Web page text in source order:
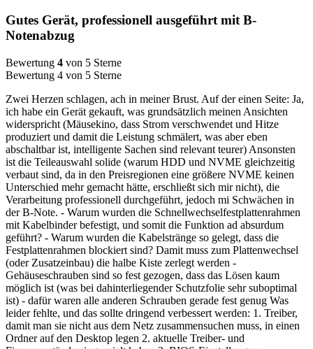
Gutes Gerät, professionell ausgeführt mit B-
Notenabzug
Bewertung 4 von 5 Sterne
Bewertung 4 von 5 Sterne
Zwei Herzen schlagen, ach in meiner Brust. Auf der einen Seite: Ja,
ich habe ein Gerät gekauft, was grundsätzlich meinen Ansichten
widerspricht (Mäusekino, dass Strom verschwendet und Hitze
produziert und damit die Leistung schmälert, was aber eben
abschaltbar ist, intelligente Sachen sind relevant teurer) Ansonsten
ist die Teileauswahl solide (warum HDD und NVME gleichzeitig
verbaut sind, da in den Preisregionen eine größere NVME keinen
Unterschied mehr gemacht hätte, erschließt sich mir nicht), die
Verarbeitung professionell durchgeführt, jedoch mi Schwächen in
der B-Note. - Warum wurden die Schnellwechselfestplattenrahmen
mit Kabelbinder befestigt, und somit die Funktion ad absurdum
geführt? - Warum wurden die Kabelstränge so gelegt, dass die
Festplattenrahmen blockiert sind? Damit muss zum Plattenwechsel
(oder Zusatzeinbau) die halbe Kiste zerlegt werden -
Gehäuseschrauben sind so fest gezogen, dass das Lösen kaum
möglich ist (was bei dahinterliegender Schutzfolie sehr suboptimal
ist) - dafür waren alle anderen Schrauben gerade fest genug Was
leider fehlte, und das sollte dringend verbessert werden: 1. Treiber,
damit man sie nicht aus dem Netz zusammensuchen muss, in einen
Ordner auf den Desktop legen 2. aktuelle Treiber- und